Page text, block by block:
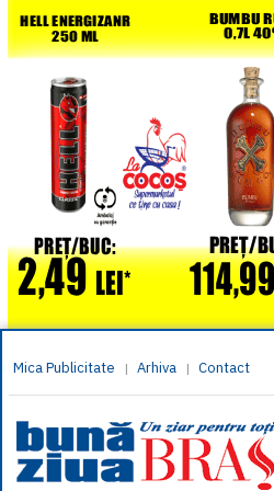
Mica Publicitate | Arhiva | Contact